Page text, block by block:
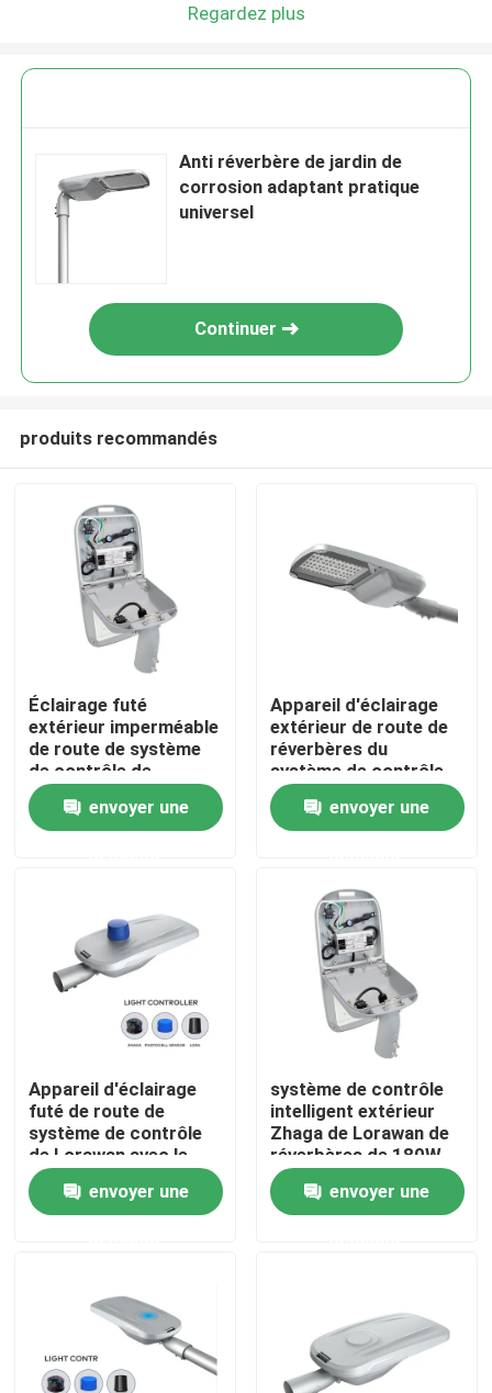
Maison
Produits
AU SUJET DES USA
Visite d'usine
Contrôle de qualité
Demandez une citation
LUMIÈRE DE STADE DE LED
Lumière d'inondation extérieure de LED
Regardez plus
Anti réverbère de jardin de
corrosion adaptant pratique
universel
Continuer
produits recommandés
Éclairage futé
extérieur imperméable
de route de système
de contrôle de
Lorawan de
réverbères d'IP66 LED
envoyer une
Appareil d'éclairage
extérieur de route de
réverbères du
système de contrôle
intelligent LED de
Lorawanenvoyer une
Appareil d'éclairage
futé de route de
système de contrôle
de Lorawan avec le
capteur léger
envoyer une
système de contrôle
intelligent extérieur
Zhaga de Lorawan de
réverbères de 180W
LED
envoyer une